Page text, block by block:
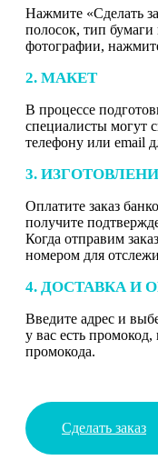
Нажмите «Сделать
полосок, тип
фотографии,
2. МАКЕТ
В процессе
специалисты могут
телефону или email
3.
Оплатите заказ
получите
Когда отправим
номером для
4. ДОСТАВКА И
Введите адрес и
у вас есть
промокода.
Сделать заказ